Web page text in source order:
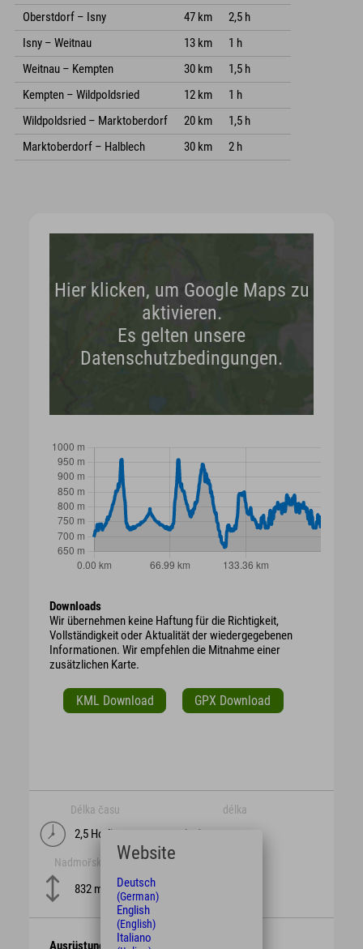
Oberstdorf – Isny
47 km
2,5 h
Isny – Weitnau
13 km
1 h
Weitnau – Kempten
30 km
1,5 h
Kempten – Wildpoldsried
12 km
1 h
Wildpoldsried – Marktoberdorf
20 km
1,5 h
Marktoberdorf – Halblech
30 km 2 h
Hier klicken, um Google Maps zu
aktivieren.
Es gelten unsere
Datenschutzbedingungen.
Downloads
Wir übernehmen keine Haftung für die Richtigkeit,
Vollständigkeit oder Aktualität der wiedergegebenen
Informationen. Wir empfehlen die Mitnahme einer
zusätzlichen Karte.
KML Download GPX Download
Délka času
2,5 Hodiny
délka
Nadmořská výška
832 m
Ausrüstung
Website
Deutsch
(German)
English
(English)
Italiano